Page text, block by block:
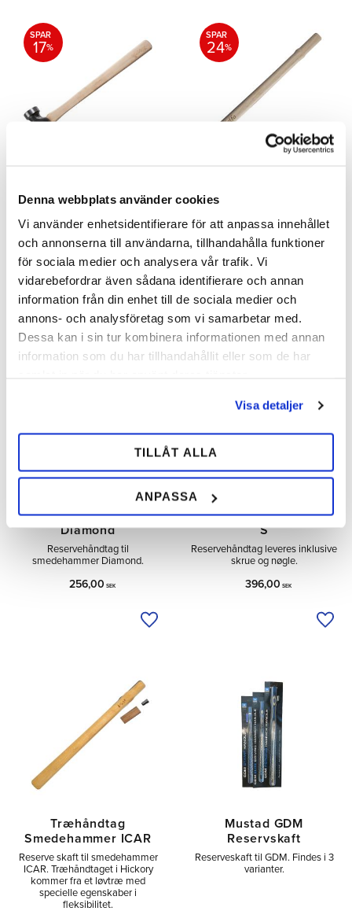
Denna webbplats använder cookies
Vi använder enhetsidentifierare för att anpassa innehållet
och annonserna till användarna, tillhandahålla funktioner
för sociala medier och analysera vår trafik. Vi
vidarebefordrar även sådana identifierare och annan
information från din enhet till de sociala medier och
annons- och analysföretag som vi samarbetar med.
Dessa kan i sin tur kombinera informationen med annan
information som du har tillhandahållit eller som de har
Visa detaljer
TILLÅT ALLA
ANPASSA
Beane
med en glat og en afrundet side.
1 996,00 SEK 2 396,00SEK
SPAR
17%
Tilføj til ønskeliste
Smedehammer Andrea
Reservehåndtag til
smedehammeren Andrea Ridolfo.
248,00 SEK
SPAR
24%
Smedehammer
Diamond
Reservehåndtag til
smedehammer Diamond.
256,00 SEK
Tilføj til ønskeliste
Smedehammer Double
S
Reservehåndtag leveres inklusive
skrue og nøgle.
396,00 SEK
Træhåndtag
Smedehammer ICAR
Reserve skaft til smedehammer
ICAR. Træhåndtaget i Hickory
kommer fra et løvtræ med
specielle egenskaber i
fleksibilitet.
Mustad GDM
Reservskaft
Reserveskaft til GDM. Findes i 3
varianter.